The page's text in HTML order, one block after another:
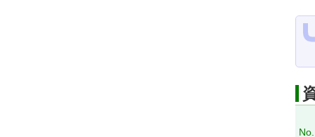
No.